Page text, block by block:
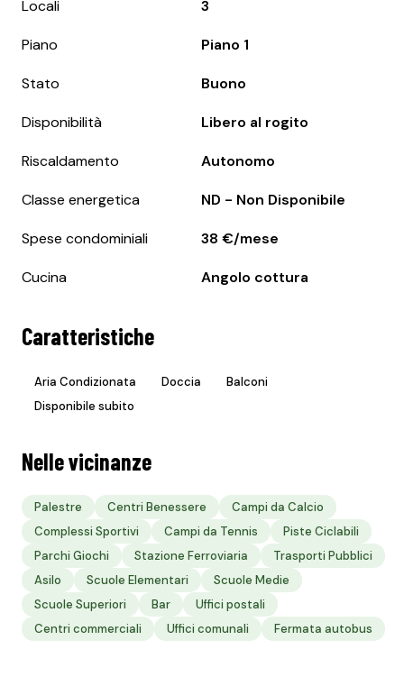
Locali 3
Piano Piano 1
Stato Buono
Disponibilità Libero al rogito
Riscaldamento Autonomo
Classe energetica ND - Non Disponibile
Spese condominiali 38 €/mese
Cucina Angolo cottura
Caratteristiche
Aria Condizionata Doccia
Balconi
Disponibile subito
Nelle vicinanze
Palestre Centri Benessere
Campi da Calcio
Complessi Sportivi
Campi da Tennis
Piste Ciclabili
Parchi Giochi
Stazione Ferroviaria
Trasporti Pubblici
Asilo
Scuole Elementari
Scuole Medie
Scuole Superiori
Bar
Uffici postali
Centri commerciali
Uffici comunali Fermata autobus